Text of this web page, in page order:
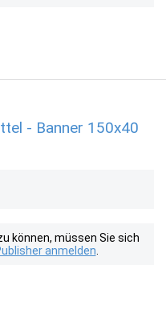
- Banner 150x40
können, müssen Sie sich
anmelden